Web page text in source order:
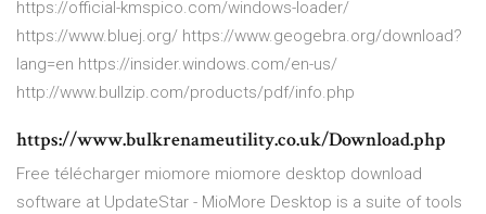
https://official-kmspico.com/windows-loader/
https://www.bluej.org/ https://www.geogebra.org/download?
lang=en https://insider.windows.com/en-us/
http://www.bullzip.com/products/pdf/info.php
https://www.bulkrenameutility.co.uk/Download.php
Free télécharger miomore miomore desktop download
software at UpdateStar - MioMore Desktop is a suite of tools